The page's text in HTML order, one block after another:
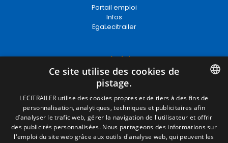
Portail emploi
Infos
EgaLecitrailer
Termes juridiques
Mentions Légales
Politique de Confidentialité
Politique de Cookies
Conditions générales de vente
Gérer les cookies
SPANISH
ENGLISH
FRENCH
Ce site utilise des cookies de
pistage.
LECITRAILER utilise des cookies propres et de tiers à des fins de
personnalisation, analytiques, techniques et publicitaires afin
d’analyser le trafic web, gérer la navigation de l'utilisateur et offrir
des publicités personnalisées. Nous partageons des informations sur
l'emploi du site web grâce aux outils d'analyse web, qui peuvent les